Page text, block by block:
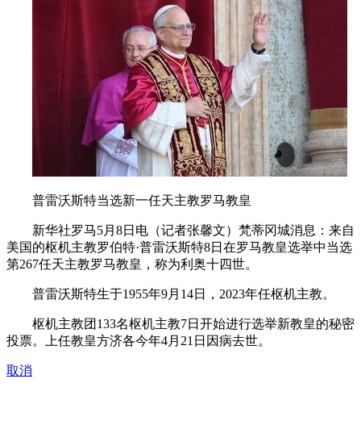
普雷沃斯特当选新一任天主教罗马教皇
新华社罗马5月8日电（记者张馨文）梵蒂冈城消息：来自
美国的枢机主教罗伯特·普雷沃斯特8日在罗马教皇选举中当选
第267任天主教罗马教皇，称为利奥十四世。
普雷沃斯特生于1955年9月14日，2023年任枢机主教。
枢机主教团133名枢机主教7日开始进行选举新教皇的秘密
投票。上任教皇方济各今年4月21日因病去世。
取消